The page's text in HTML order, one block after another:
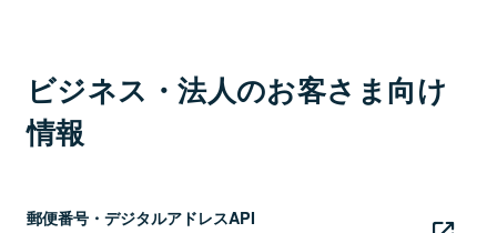
ビジネス・法人のお客さま向け
情報
郵便番号・デジタルアドレスAPI